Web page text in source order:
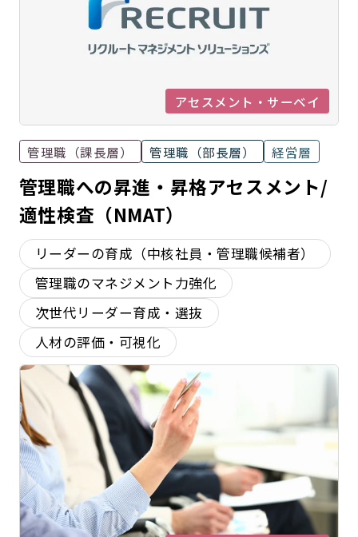
アセスメント・サーベイ
管理職（課長層） 管理職（部長層） 経営層
管理職への昇進・昇格アセスメント/
適性検査（NMAT）
リーダーの育成（中核社員・管理職候補者）
管理職のマネジメント力強化
次世代リーダー育成・選抜
人材の評価・可視化